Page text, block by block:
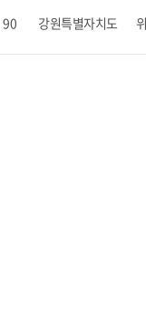
90 강원특별자치도